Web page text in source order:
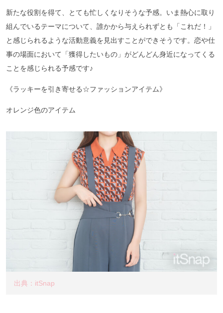
新たな役割を得て、とても忙しくなりそうな予感。いま熱心に取り
組んでいるテーマについて、誰かから与えられずとも「これだ！」
と感じられるような活動意義を見出すことができそうです。恋や仕
事の場面において「獲得したいもの」がどんどん身近になってくる
ことを感じられる予感です♪
《ラッキーを引き寄せる☆ファッションアイテム》
オレンジ色のアイテム
出典：itSnap